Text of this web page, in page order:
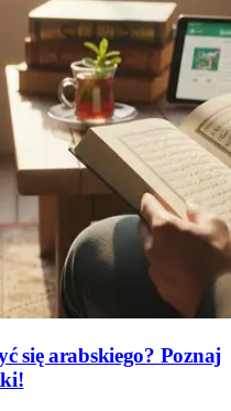
się arabskiego? Poznaj